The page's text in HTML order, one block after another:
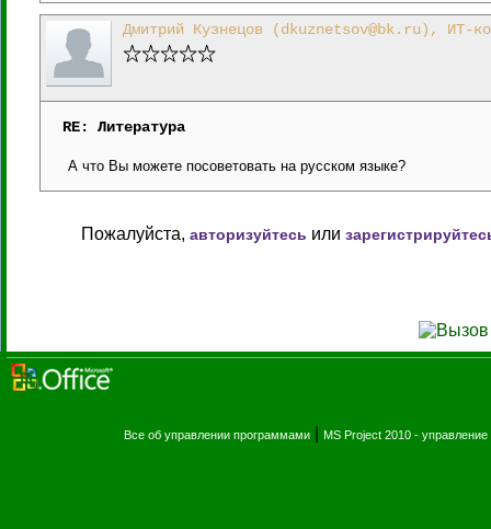
Дмитрий Кузнецов (dkuznetsov@bk.ru), ИТ-
RE: Литература
А что Вы можете посоветовать на русском языке?
Пожалуйста, авторизуйтесь или
Все об управлении программами| MS Project 2010 -